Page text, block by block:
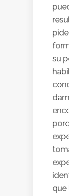
su
que